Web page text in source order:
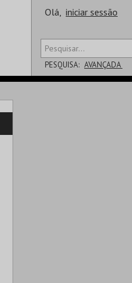
Olá, iniciar sessão
PESQUISA: AVANÇADA